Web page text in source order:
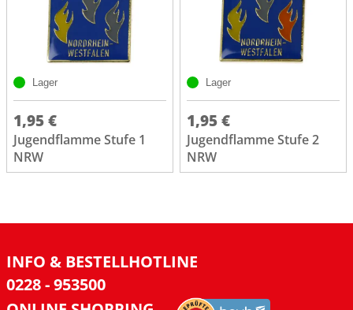
Lager
1,95 €
Jugendflamme Stufe 1
NRW
Lager
1,95 €
Jugendflamme Stufe 2
NRW
INFO & BESTELLHOTLINE
0228 - 953500